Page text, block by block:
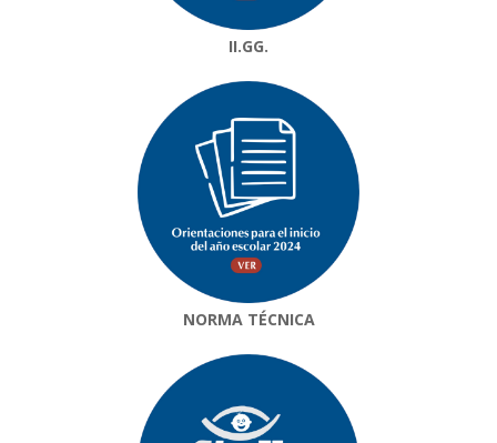
II.GG.
NORMA TÉCNICA